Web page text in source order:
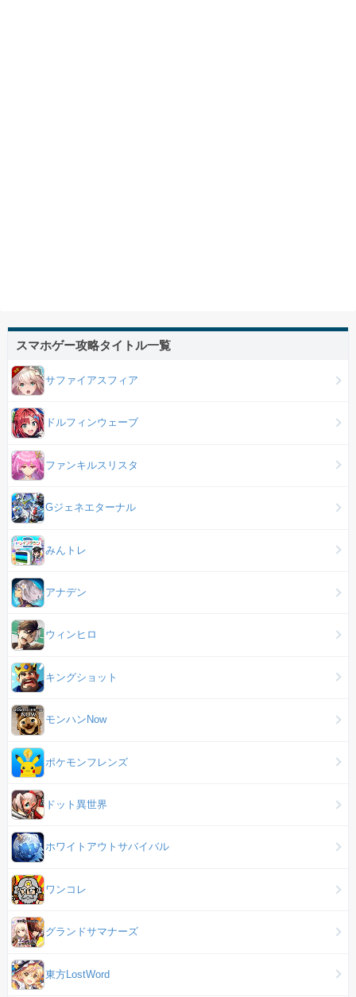
スマホゲー攻略タイトル一覧
サファイアスフィア
ドルフィンウェーブ
ファンキルスリスタ
Gジェネエターナル
みんトレ
アナデン
ウィンヒロ
キングショット
モンハンNow
ポケモンフレンズ
ドット異世界
ホワイトアウトサバイバル
ワンコレ
グランドサマナーズ
東方LostWord